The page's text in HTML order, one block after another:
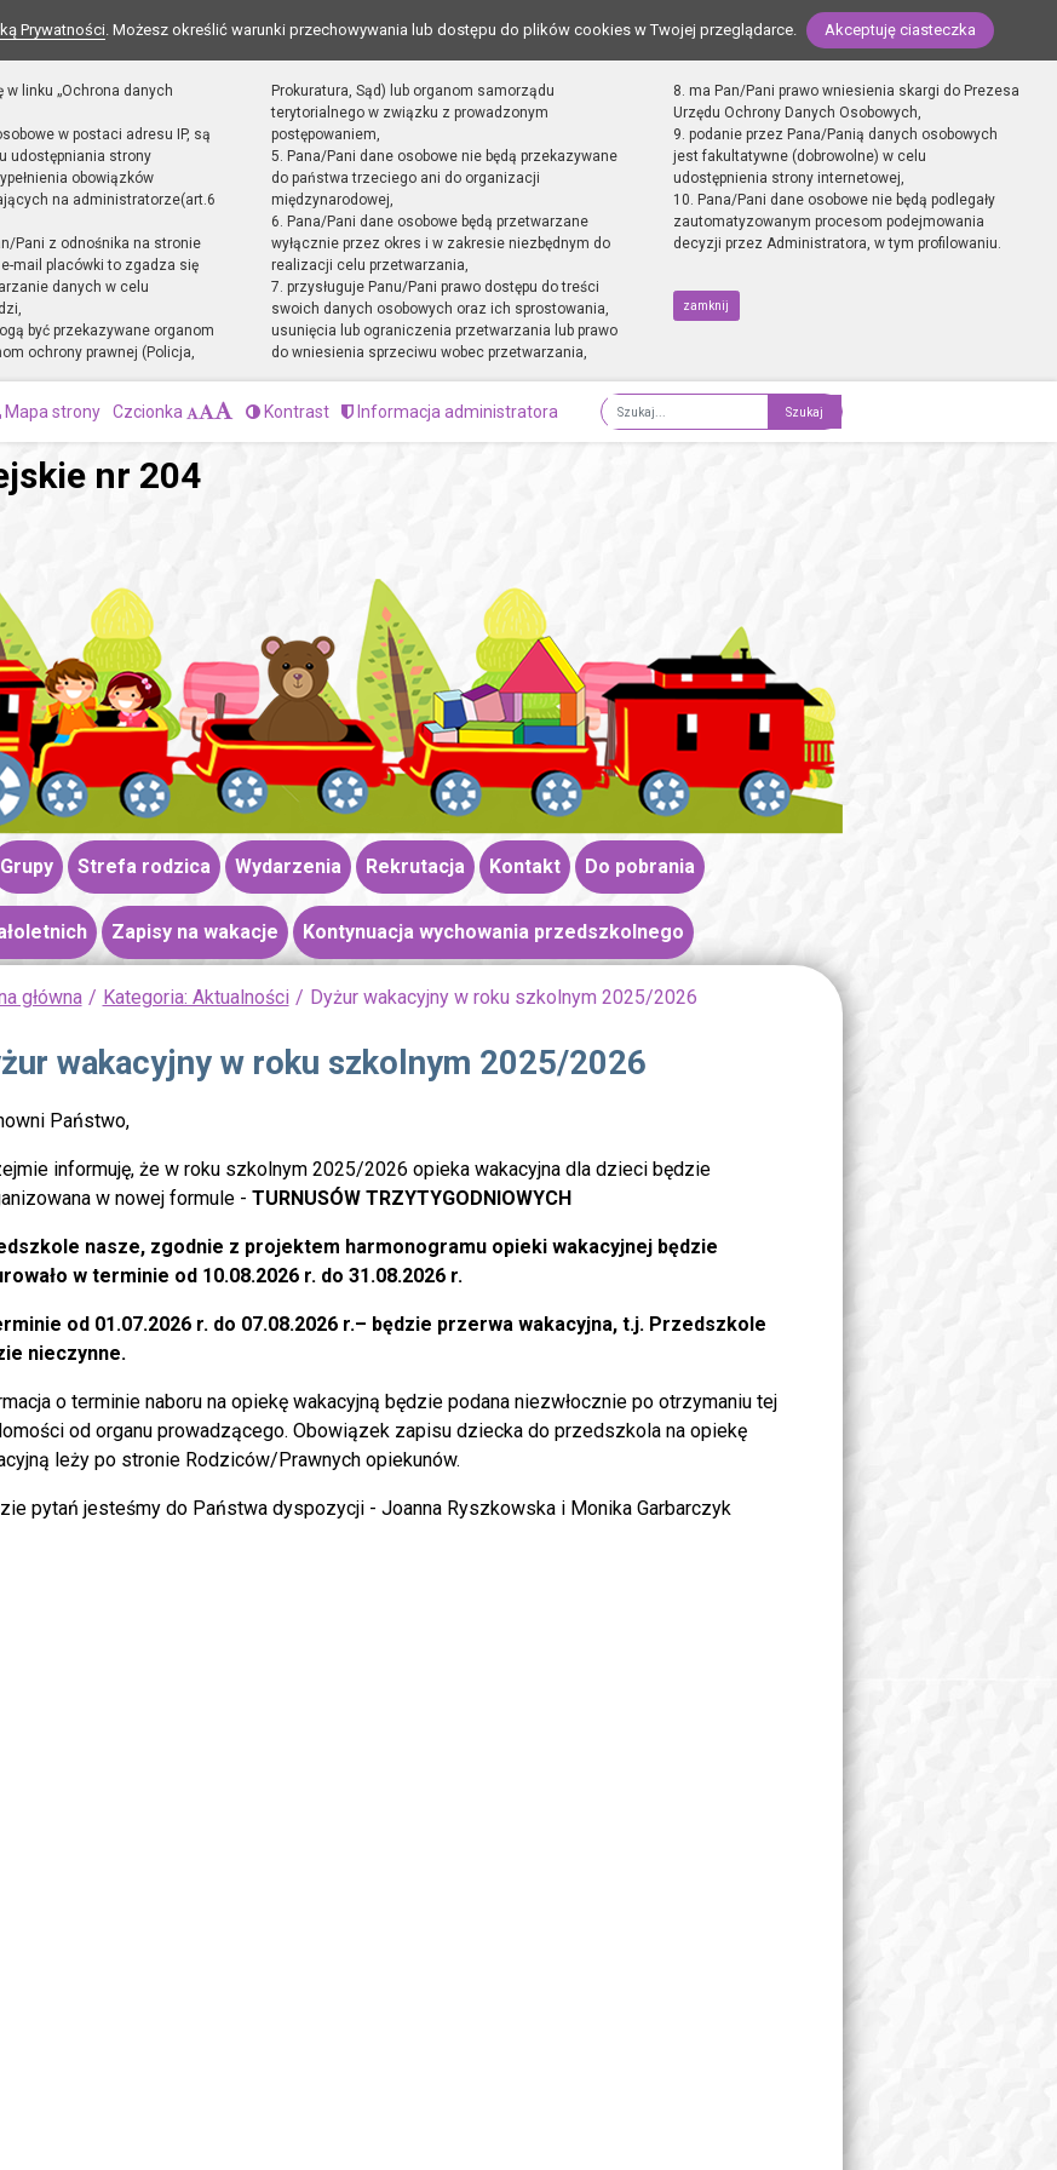
Prywatności. Możesz określić warunki przechowywania lub dostępu do plików cookies w Twojej przeglądarce. Akceptuję ciasteczka
w linku „Ochrona danych
w postaci adresu IP, są
udostępniania strony
obowiązków
na administratorze(art.6
Pani z odnośnika na stronie
mail placówki to zgadza się
danych w celu
być przekazywane organom
ochrony prawnej (Policja,
Prokuratura, Sąd) lub organom samorządu
terytorialnego w związku z prowadzonym
postępowaniem,
5. Pana/Pani dane osobowe nie będą przekazywane
do państwa trzeciego ani do organizacji
międzynarodowej,
6. Pana/Pani dane osobowe będą przetwarzane
wyłącznie przez okres i w zakresie niezbędnym do
realizacji celu przetwarzania,
7. przysługuje Panu/Pani prawo dostępu do treści
swoich danych osobowych oraz ich sprostowania,
usunięcia lub ograniczenia przetwarzania lub prawo
do wniesienia sprzeciwu wobec przetwarzania,
8. ma Pan/Pani prawo wniesienia skargi do Prezesa
Urzędu Ochrony Danych Osobowych,
9. podanie przez Pana/Panią danych osobowych
jest fakultatywne (dobrowolne) w celu
udostępnienia strony internetowej,
10. Pana/Pani dane osobowe nie będą podlegały
zautomatyzowanym procesom podejmowania
decyzji przez Administratora, w tym profilowaniu.
zamknij
Mapa strony Czcionka Kontrast Informacja administratora
Fraza
nr 204
Grupy Strefa rodzica Wydarzenia Rekrutacja Kontakt Do pobrania
Zapisy na wakacje Kontynuacja wychowania przedszkolnego
główna Kategoria: Aktualności Dyżur wakacyjny w roku szkolnym 2025/2026
wakacyjny w roku szkolnym 2025/2026
Państwo,
informuję, że w roku szkolnym 2025/2026 opieka wakacyjna dla dzieci będzie
w nowej formule - TURNUSÓW TRZYTYGODNIOWYCH
nasze, zgodnie z projektem harmonogramu opieki wakacyjnej będzie
w terminie od 10.08.2026 r. do 31.08.2026 r.
od 01.07.2026 r. do 07.08.2026 r.– będzie przerwa wakacyjna, t.j. Przedszkole
nieczynne.
o terminie naboru na opiekę wakacyjną będzie podana niezwłocznie po otrzymaniu tej
od organu prowadzącego. Obowiązek zapisu dziecka do przedszkola na opiekę
leży po stronie Rodziców/Prawnych opiekunów.
pytań jesteśmy do Państwa dyspozycji - Joanna Ryszkowska i Monika Garbarczyk